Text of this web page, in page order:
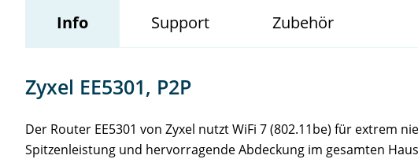
Info Support Zubehör
Zyxel EE5301, P2P
Der Router EE5301 von Zyxel nutzt WiFi 7 (802.11be) für extrem
Spitzenleistung und hervorragende Abdeckung im gesamten